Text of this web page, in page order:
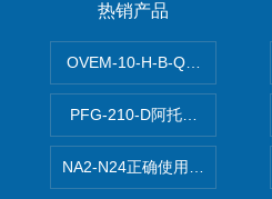
热销产品
OVEM-10-H-B-QO-CE-N-2P
PFG-210-D阿托斯ATOS电
NA2-N24正确使用松下安全光